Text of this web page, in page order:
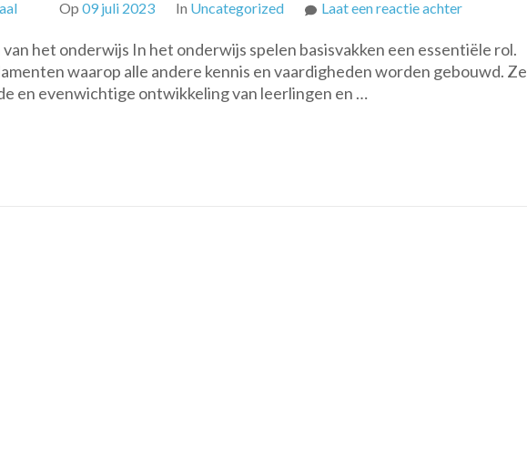
Op 09 juli 2023 In Uncategorized Laat een reactie achterop
essentiële
rol
het onderwijs In het onderwijs spelen basisvakken een essentiële rol.
waarop alle andere kennis en vaardigheden worden gebouwd. Ze
en evenwichtige ontwikkeling van leerlingen en …